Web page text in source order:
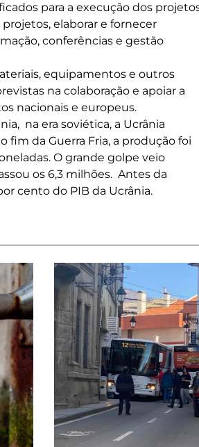
para a execução dos
elaborar e fornecer
conferências e gestão
equipamentos e outros
na colaboração e apoiar a
nacionais e europeus.
na era soviética, a Ucrânia
fim da Guerra Fria, a produção foi
O grande golpe veio
os 6,3 milhões. Antes da
cento do PIB da Ucrânia.